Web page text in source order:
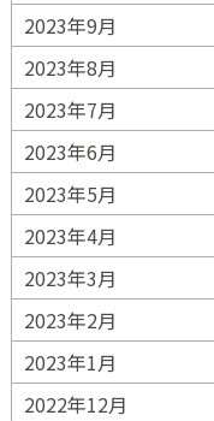
2023年9月
2023年8月
2023年7月
2023年6月
2023年5月
2023年4月
2023年3月
2023年2月
2023年1月
2022年12月